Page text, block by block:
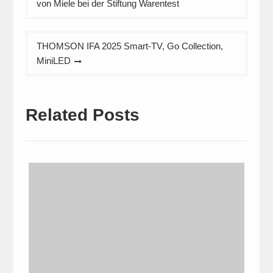
von Miele bei der Stiftung Warentest
THOMSON IFA 2025 Smart-TV, Go Collection,
MiniLED
Related Posts